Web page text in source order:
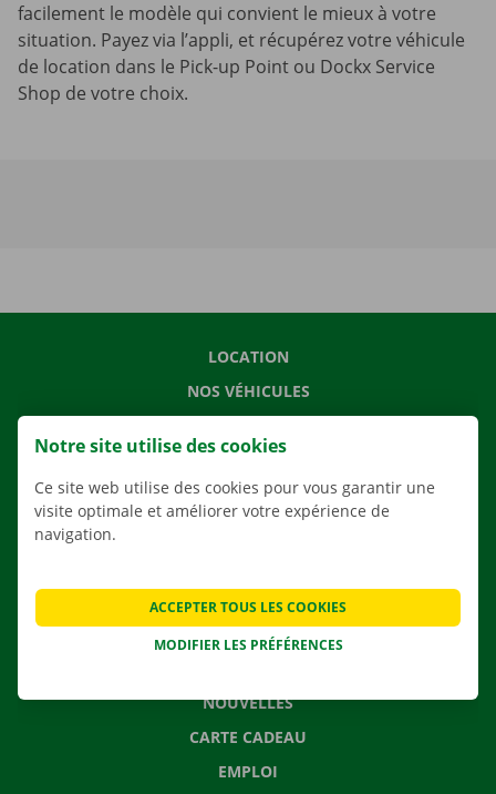
facilement le modèle qui convient le mieux à votre
situation. Payez via l’appli, et récupérez votre véhicule
de location dans le Pick-up Point ou Dockx Service
Shop de votre choix.
LOCATION
NOS VÉHICULES
AGENCES
APPLI
CONTACTEZ NOUS
NOUVELLES
CARTE CADEAU
EMPLOI
Notre site utilise des cookies
Ce site web utilise des cookies pour vous garantir une
visite optimale et améliorer votre expérience de
navigation.
MODIFIER LES PRÉFÉRENCES
ACCEPTER TOUS LES COOKIES